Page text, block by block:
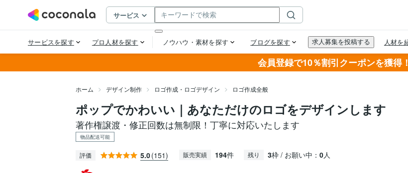
会員登録で10％割引クーポンを獲得！
ホーム デザイン制作 ロゴ作成・ロゴデザイン ロゴ作成全般
ポップでかわいい｜あなただけのロゴをデザインします
著作権譲渡・修正回数は無制限！丁寧に対応いたします
物品配送可能
評価 5.0(151) 販売実績 194件 残り 3枠 / お願い中： 0人